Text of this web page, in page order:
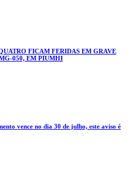
FICAM FERIDAS EM GRAVE
050, EM PIUMHI
vence no dia 30 de julho, este aviso é